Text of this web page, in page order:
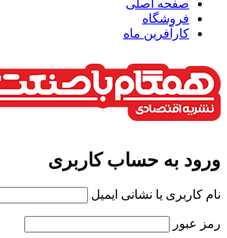
صفحه اصلی
فروشگاه
کارآفرین ماه
ورود به حساب کاربری
نام کاربری یا نشانی ایمیل
رمز عبور